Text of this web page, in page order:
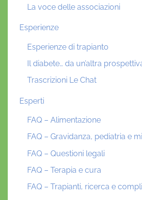
La voce delle associazioni
Esperienze
Esperienze di trapianto
Il diabete… da un’altra
Trascrizioni Le Chat
Esperti
FAQ – Alimentazione
FAQ – Gravidanza, pediatria e
FAQ – Questioni legali
FAQ – Terapia e cura
FAQ – Trapianti, ricerca e